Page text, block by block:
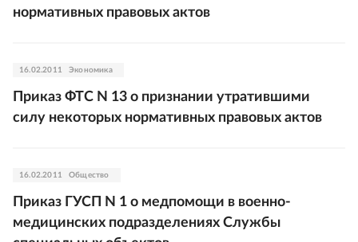
нормативных правовых актов
16.02.2011 Экономика
Приказ ФТС N 13 о признании утратившими
силу некоторых нормативных правовых актов
16.02.2011 Общество
Приказ ГУСП N 1 о медпомощи в военно-
медицинских подразделениях Службы